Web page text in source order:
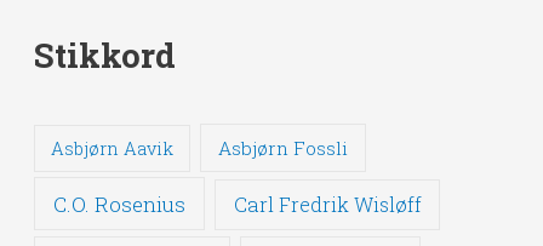
Stikkord
Asbjørn Aavik Asbjørn Fossli
C.O. Rosenius Carl Fredrik Wisløff